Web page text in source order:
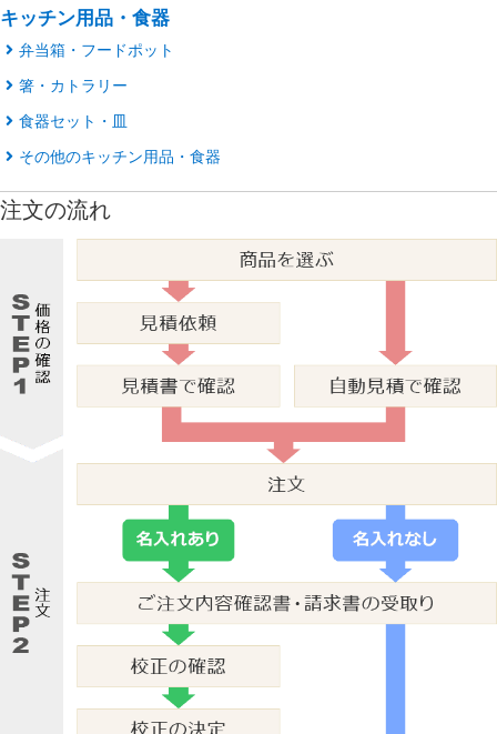
キッチン用品・食器
弁当箱・フードポット
箸・カトラリー
食器セット・皿
その他のキッチン用品・食器
注文の流れ